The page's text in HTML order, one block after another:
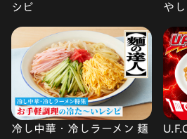
シピ
や
冷し中華・冷しラーメン 麺